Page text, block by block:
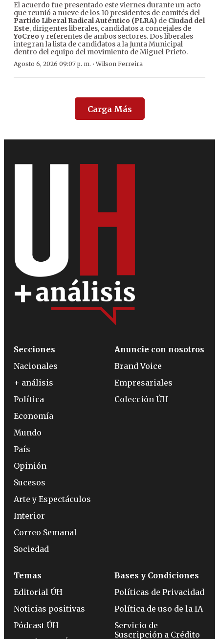
El acuerdo fue presentado este viernes durante un acto
que reunió a nueve de los 10 presidentes de comités del
Partido Liberal Radical Auténtico (PLRA) de Ciudad del
Este, dirigentes liberales, candidatos a concejales de
YoCreo y referentes de ambos sectores. Dos liberales
integran la lista de candidatos a la Junta Municipal
dentro del equipo del movimiento de Miguel Prieto.
Agosto 6, 2026 09:07 p. m. ·Wilson Ferreira
Carga Más
Secciones
Nacionales
+ análisis
Política
Economía
Mundo
País
Opinión
Sucesos
Arte y Espectáculos
Interior
Correo Semanal
Sociedad
Anuncie con nosotros
Brand Voice
Empresariales
Colección ÚH
Temas
Editorial ÚH
Noticias positivas
Pódcast ÚH
Bases y Condiciones
Políticas de Privacidad
Política de uso de la IA
Servicio de
Suscripción a Crédito